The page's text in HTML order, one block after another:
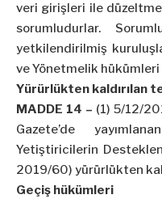
veri girişleri ile
sorumludurlar.
yetkilendirilmiş
ve Yönetmelik hükümleri
Yürürlükten kaldırılan
MADDE 14 – (1) 5/12/
Gazete’de
Yetiştiricilerin
2019/60) yürürlükten
Geçiş hükümleri